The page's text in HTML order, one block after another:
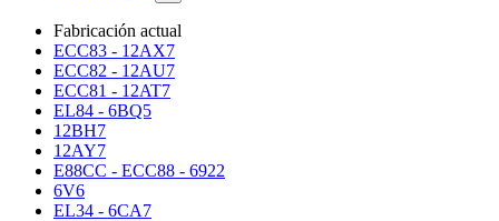
Fabricación actual
ECC83 - 12AX7
ECC82 - 12AU7
ECC81 - 12AT7
EL84 - 6BQ5
12BH7
12AY7
E88CC - ECC88 - 6922
6V6
EL34 - 6CA7